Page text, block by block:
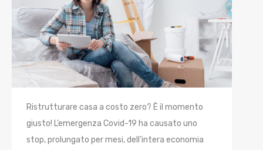
Ristrutturare casa a costo zero? È il momento
giusto! L’emergenza Covid-19 ha causato uno
stop, prolungato per mesi, dell’intera economia